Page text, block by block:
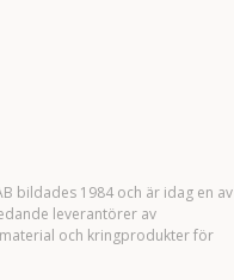
bildades 1984 och är idag en av
leverantörer av
och kringprodukter för